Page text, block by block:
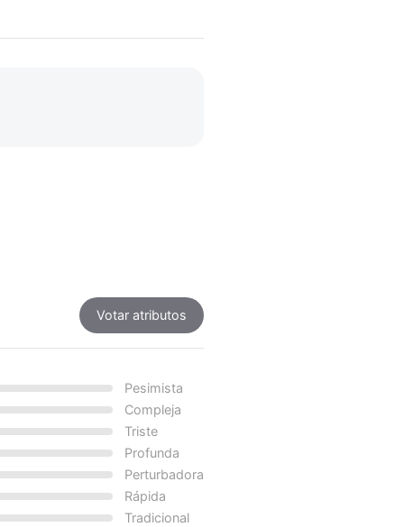
Votar atributos
Pesimista
Compleja
Triste
Profunda
Perturbadora
Rápida
Tradicional